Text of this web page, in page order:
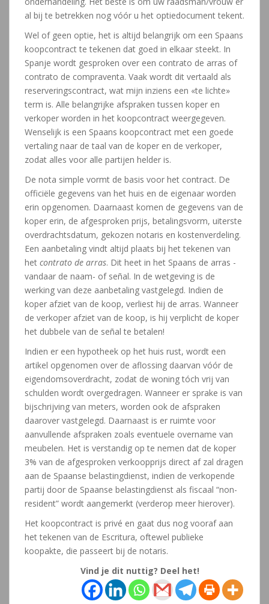
al bij te betrekken nog vóór u het optiedocument tekent.
Wel of geen optie, het is altijd belangrijk om een Spaans
koopcontract te tekenen dat goed in elkaar steekt. In
Spanje wordt gesproken over een contrato de arras of
contrato de compraventa. Vaak wordt dit vertaald als
reserveringscontract, wat mijn inziens een «te lichte»
term is. Alle belangrijke afspraken tussen koper en
verkoper worden in het koopcontract weergegeven.
Wenselijk is een Spaans koopcontract met een goede
vertaling naar de taal van de koper en de verkoper,
zodat alles voor alle partijen helder is.
De nota simple vormt de basis voor het contract. De
officiële gegevens van het huis en de eigenaar worden
erin opgenomen. Daarnaast komen de gegevens van de
koper erin, de afgesproken prijs, betalingsvorm, uiterste
overdrachtsdatum, gekozen notaris en kostenverdeling.
Een aanbetaling vindt altijd plaats bij het tekenen van
het contrato de arras. Dit heet in het Spaans de arras -
vandaar de naam- of señal. In de wetgeving is de
werking van deze aanbetaling vastgelegd. Indien de
koper afziet van de koop, verliest hij de arras. Wanneer
de verkoper afziet van de koop, is hij verplicht de koper
het dubbele van de señal te betalen!
Indien er een hypotheek op het huis rust, wordt een
artikel opgenomen over de aflossing daarvan vóór de
eigendomsoverdracht, zodat de woning tóch vrij van
schulden wordt overgedragen. Wanneer er sprake is van
bijschrijving van meters, worden ook de afspraken
daarover vastgelegd. Daarnaast is er ruimte voor
aanvullende afspraken zoals eventuele overname van
meubelen. Het is verstandig op te nemen dat de koper
3% van de afgesproken verkoopprijs direct af zal dragen
aan de Spaanse belastingdienst, indien de verkopende
partij door de Spaanse belastingdienst als fiscaal “non-
resident” wordt aangemerkt (verderop meer hierover).
Het koopcontract is privé en gaat dus nog vooraf aan
het tekenen van de Escritura, oftewel publieke
koopakte, die passeert bij de notaris.
Vind je dit nuttig? Deel het!